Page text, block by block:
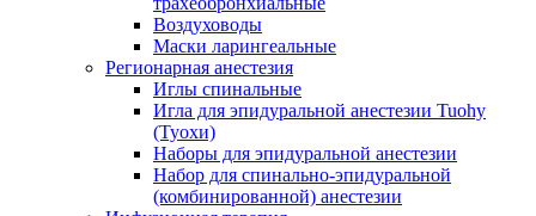
Воздуховоды
Маски ларингеальные
Регионарная анестезия
Иглы спинальные
Игла для эпидуральной анестезии Tuohy
(Туохи)
Наборы для эпидуральной анестезии
Набор для спинально-эпидуральной
(комбинированной) анестезии